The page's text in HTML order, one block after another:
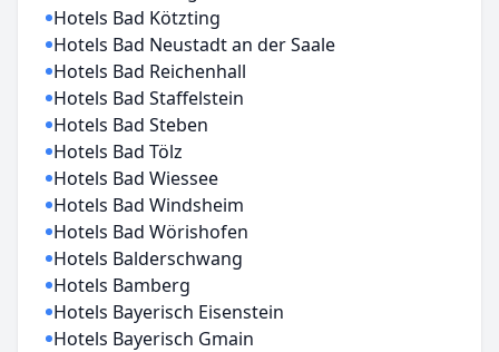
Hotels Bad Kötzting
Hotels Bad Neustadt an der Saale
Hotels Bad Reichenhall
Hotels Bad Staffelstein
Hotels Bad Steben
Hotels Bad Tölz
Hotels Bad Wiessee
Hotels Bad Windsheim
Hotels Bad Wörishofen
Hotels Balderschwang
Hotels Bamberg
Hotels Bayerisch Eisenstein
Hotels Bayerisch Gmain